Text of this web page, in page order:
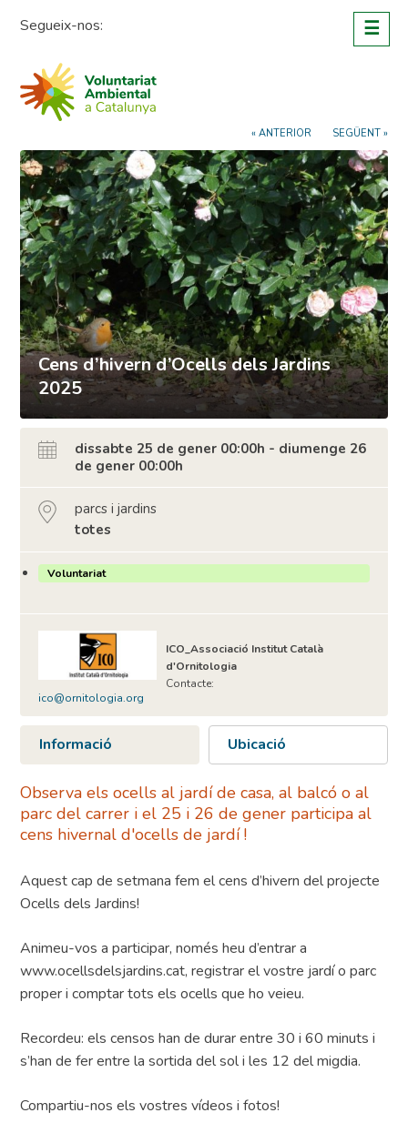
Segueix-nos: ☰
« ANTERIOR SEGÜENT »
Cens d’hivern d’Ocells dels Jardins
2025
dissabte 25 de gener 00:00h - diumenge 26
de gener 00:00h
parcs i jardins
totes
Voluntariat
ICO_Associació Institut Català
d'Ornitologia
Contacte:
ico@ornitologia.org
Informació Ubicació
Observa els ocells al jardí de casa, al balcó o al
parc del carrer i el 25 i 26 de gener participa al
cens hivernal d'ocells de jardí !
Aquest cap de setmana fem el cens d’hivern del projecte
Ocells dels Jardins!
Animeu-vos a participar, només heu d’entrar a
www.ocellsdelsjardins.cat, registrar el vostre jardí o parc
proper i comptar tots els ocells que ho veieu.
Recordeu: els censos han de durar entre 30 i 60 minuts i
s’han de fer entre la sortida del sol i les 12 del migdia.
Compartiu-nos els vostres vídeos i fotos!